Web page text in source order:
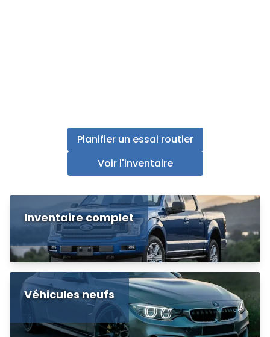
Planifier un essai routier
Voir l'inventaire
Inventaire complet
Véhicules neufs